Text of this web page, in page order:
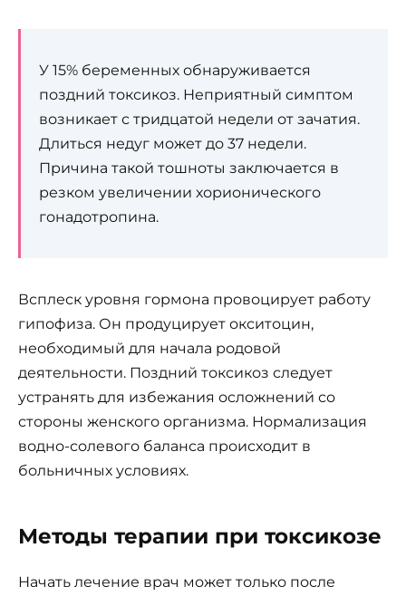
У 15% беременных обнаруживается
поздний токсикоз. Неприятный симптом
возникает с тридцатой недели от зачатия.
Длиться недуг может до 37 недели.
Причина такой тошноты заключается в
резком увеличении хорионического
гонадотропина.
Всплеск уровня гормона провоцирует работу
гипофиза. Он продуцирует окситоцин,
необходимый для начала родовой
деятельности. Поздний токсикоз следует
устранять для избежания осложнений со
стороны женского организма. Нормализация
водно-солевого баланса происходит в
больничных условиях.
Методы терапии при токсикозе
Начать лечение врач может только после